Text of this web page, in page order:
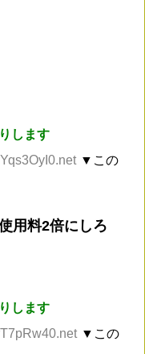
します
▼この
用料2倍にしろ
します
▼この